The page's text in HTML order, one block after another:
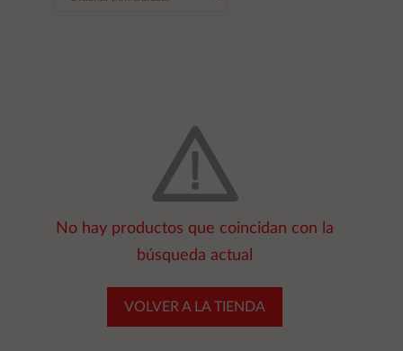
No hay productos que coincidan con la
búsqueda actual
VOLVER A LA TIENDA